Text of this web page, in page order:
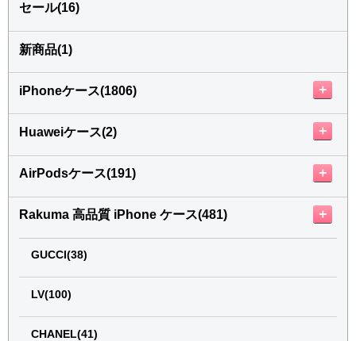
セール(16)
新商品(1)
iPhoneケース(1806) ＋
Huaweiケース(2) ＋
AirPodsケース(191) ＋
Rakuma 高品質 iPhone ケース(481) ＋
GUCCI(38)
LV(100)
CHANEL(41)